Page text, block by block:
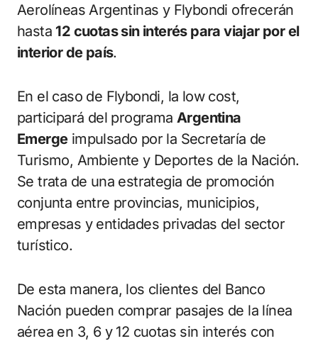
Aerolíneas Argentinas y Flybondi ofrecerán
hasta 12 cuotas sin interés para viajar por el
interior de país.
En el caso de Flybondi, la low cost,
participará del programa Argentina
Emergeimpulsado por la Secretaría de
Turismo, Ambiente y Deportes de la Nación.
Se trata de una estrategia de promoción
conjunta entre provincias, municipios,
empresas y entidades privadas del sector
turístico.
De esta manera, los clientes del Banco
Nación pueden comprar pasajes de la línea
aérea en 3, 6 y 12 cuotas sin interés con